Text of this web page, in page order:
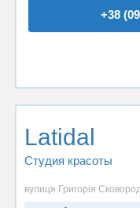
+38
Latidal
Студия красоты
вулиця Григорія